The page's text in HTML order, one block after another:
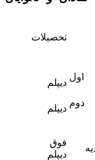
تحصیلات
اول
دیپلم
دوم
دیپلم
فوق
دیپلم